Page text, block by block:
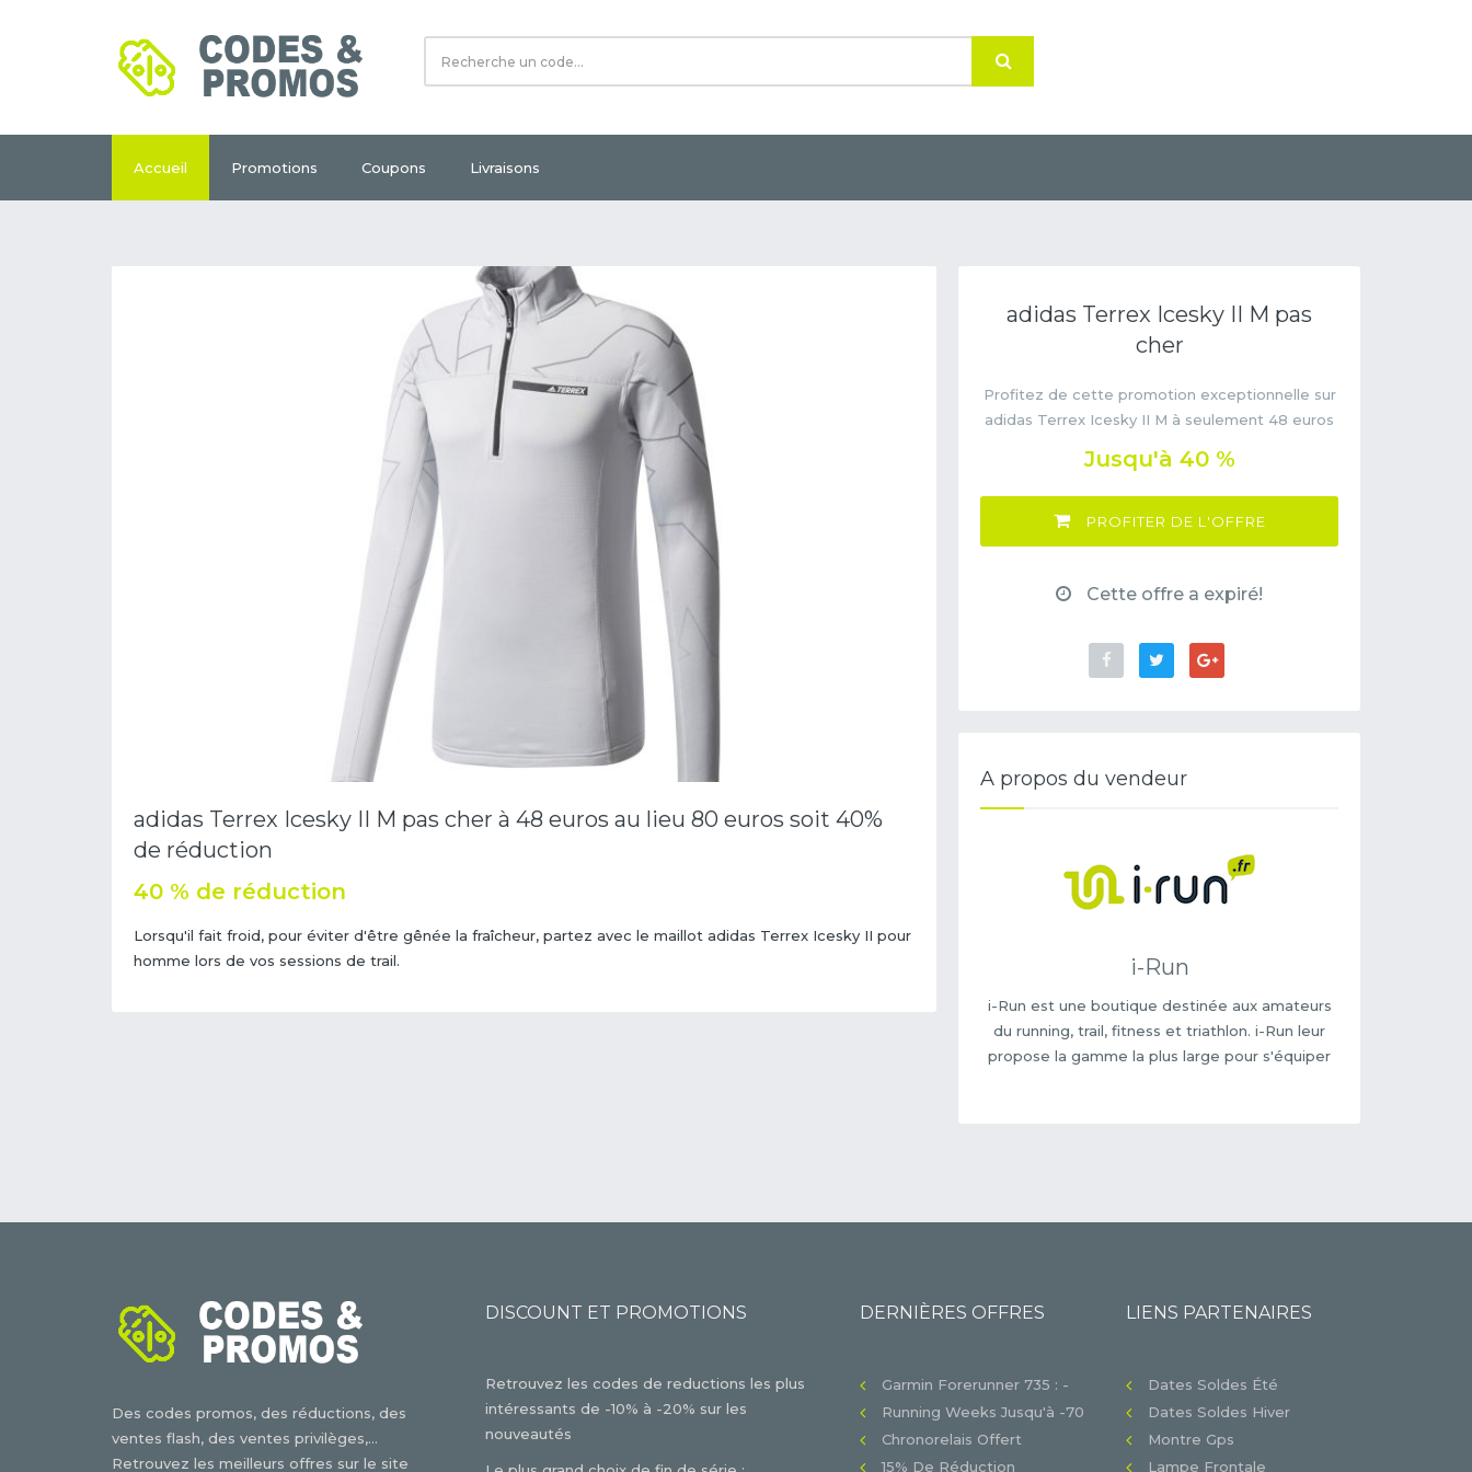
Accueil Promotions Coupons Livraisons
adidas Terrex Icesky II M pas cher à 48 euros au lieu 80 euros soit 40%
de réduction
40 % de réduction
Lorsqu'il fait froid, pour éviter d'être gênée la fraîcheur, partez avec le maillot adidas Terrex Icesky II pour
homme lors de vos sessions de trail.
adidas Terrex Icesky II M pas
cher
Profitez de cette promotion exceptionnelle sur
adidas Terrex Icesky II M à seulement 48 euros
Jusqu'à 40 %
PROFITER DE L'OFFRE
Cette offre a expiré!
A propos du vendeur
i-Run
i-Run est une boutique destinée aux amateurs
du running, trail, fitness et triathlon. i-Run leur
propose la gamme la plus large pour s'équiper
Des codes promos, des réductions, des
ventes flash, des ventes privilèges,...
Retrouvez les meilleurs offres sur le site
DISCOUNT ET PROMOTIONS
Retrouvez les codes de reductions les plus
intéressants de -10% à -20% sur les
nouveautés
DERNIÈRES OFFRES
Garmin Forerunner 735 : -
Running Weeks Jusqu'à -70
Chronorelais Offert
15% De Réduction
LIENS PARTENAIRES
Dates Soldes Été
Dates Soldes Hiver
Montre Gps
Lampe Frontale